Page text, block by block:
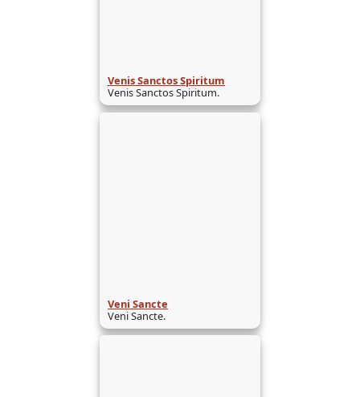
Venis Sanctos Spiritum
Venis Sanctos Spiritum.
Veni Sancte
Veni Sancte.